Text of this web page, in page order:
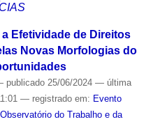
Efetividade de Direitos
Novas Morfologias do
publicado25/06/2024 — última
— registrado em: Evento
Observatório do Trabalho e da